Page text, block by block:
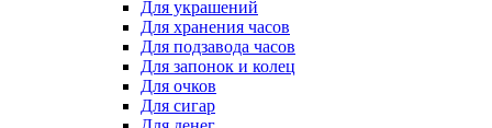
Для украшений
Для хранения часов
Для подзавода часов
Для запонок и колец
Для очков
Для сигар